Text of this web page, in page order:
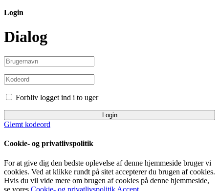
Login
Dialog
Forbliv logget ind i to uger
Login
Glemt kodeord
Cookie- og privatlivspolitik
For at give dig den bedste oplevelse af denne hjemmeside bruger vi
cookies. Ved at klikke rundt på sitet accepterer du brugen af cookies.
Hvis du vil vide mere om brugen af cookies på denne hjemmeside,
se vores Cookie- og privatlivspolitik Accept